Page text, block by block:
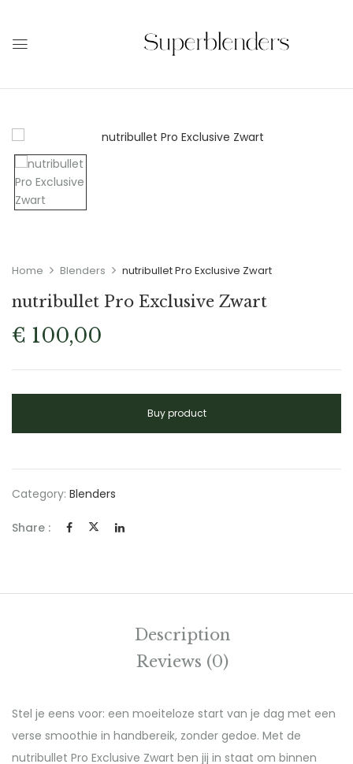
Home Blenders nutribullet Pro Exclusive Zwart
nutribullet Pro Exclusive Zwart
€ 100,00
Buy product
Category: Blenders
Share :
Description
Reviews (0)
Stel je eens voor: een moeiteloze start van je dag met een
verse smoothie in handbereik, zonder gedoe. Met de
nutribullet Pro Exclusive Zwart ben jij in staat om binnen